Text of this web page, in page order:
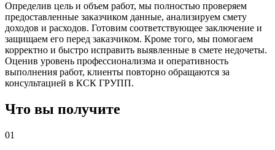
Определив цель и объем работ, мы полностью проверяем
предоставленные заказчиком данные, анализируем смету
доходов и расходов. Готовим соответствующее заключение и
защищаем его перед заказчиком. Кроме того, мы помогаем
корректно и быстро исправить выявленные в смете недочеты.
Оценив уровень профессионализма и оперативность
выполнения работ, клиенты повторно обращаются за
консультацией в КСК ГРУПП.
Что вы получите
01